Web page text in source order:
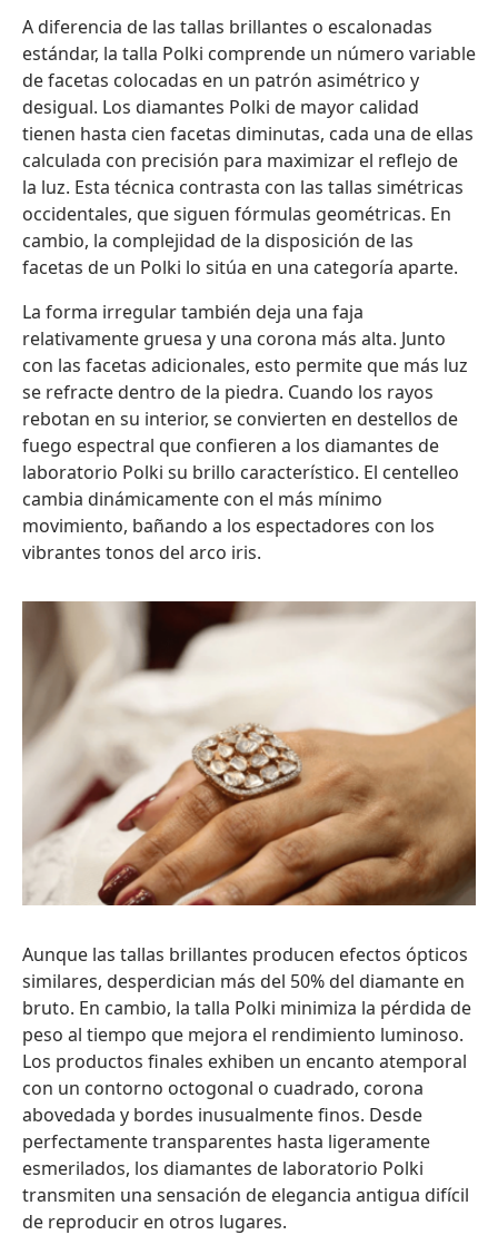
A diferencia de las tallas brillantes o escalonadas
estándar, la talla Polki comprende un número variable
de facetas colocadas en un patrón asimétrico y
desigual. Los diamantes Polki de mayor calidad
tienen hasta cien facetas diminutas, cada una de ellas
calculada con precisión para maximizar el reflejo de
la luz. Esta técnica contrasta con las tallas simétricas
occidentales, que siguen fórmulas geométricas. En
cambio, la complejidad de la disposición de las
facetas de un Polki lo sitúa en una categoría aparte.
La forma irregular también deja una faja
relativamente gruesa y una corona más alta. Junto
con las facetas adicionales, esto permite que más luz
se refracte dentro de la piedra. Cuando los rayos
rebotan en su interior, se convierten en destellos de
fuego espectral que confieren a los diamantes de
laboratorio Polki su brillo característico. El centelleo
cambia dinámicamente con el más mínimo
movimiento, bañando a los espectadores con los
vibrantes tonos del arco iris.
Aunque las tallas brillantes producen efectos ópticos
similares, desperdician más del 50% del diamante en
bruto. En cambio, la talla Polki minimiza la pérdida de
peso al tiempo que mejora el rendimiento luminoso.
Los productos finales exhiben un encanto atemporal
con un contorno octogonal o cuadrado, corona
abovedada y bordes inusualmente finos. Desde
perfectamente transparentes hasta ligeramente
esmerilados, los diamantes de laboratorio Polki
transmiten una sensación de elegancia antigua difícil
de reproducir en otros lugares.